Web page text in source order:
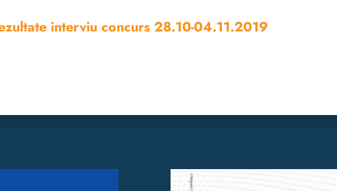
interviu concurs 28.10-04.11.2019